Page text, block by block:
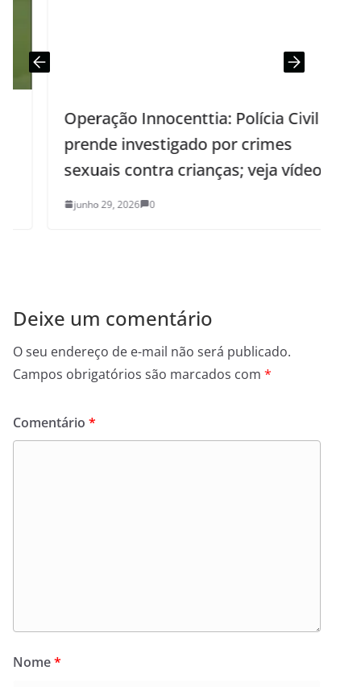
Operação Innocenttia: Polícia Civil
prende investigado por crimes
sexuais contra crianças; veja vídeo
junho 29, 2026 0
Deixe um comentário
O seu endereço de e-mail não será publicado.
Campos obrigatórios são marcados com *
Comentário *
Nome*